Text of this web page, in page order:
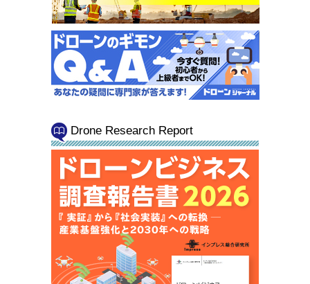
Drone Research Report